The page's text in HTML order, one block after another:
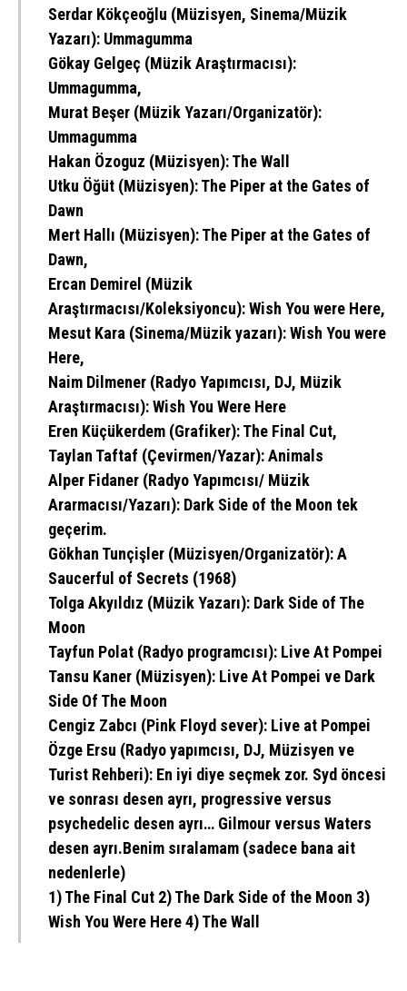
Serdar Kökçeoğlu (Müzisyen, Sinema/Müzik
Yazarı): Ummagumma
Gökay Gelgeç (Müzik Araştırmacısı):
Ummagumma,
Murat Beşer (Müzik Yazarı/Organizatör):
Ummagumma
Hakan Özoguz (Müzisyen): The Wall
Utku Öğüt (Müzisyen): The Piper at the Gates of
Dawn
Mert Hallı (Müzisyen): The Piper at the Gates of
Dawn,
Ercan Demirel (Müzik
Araştırmacısı/Koleksiyoncu): Wish You were Here,
Mesut Kara (Sinema/Müzik yazarı): Wish You were
Here,
Naim Dilmener (Radyo Yapımcısı, DJ, Müzik
Araştırmacısı): Wish You Were Here
Eren Küçükerdem (Grafiker): The Final Cut,
Taylan Taftaf (Çevirmen/Yazar): Animals
Alper Fidaner (Radyo Yapımcısı/ Müzik
Ararmacısı/Yazarı): Dark Side of the Moon tek
geçerim.
Gökhan Tunçişler (Müzisyen/Organizatör): A
Saucerful of Secrets (1968)
Tolga Akyıldız (Müzik Yazarı): Dark Side of The
Moon
Tayfun Polat (Radyo programcısı): Live At Pompei
Tansu Kaner (Müzisyen): Live At Pompei ve Dark
Side Of The Moon
Cengiz Zabcı (Pink Floyd sever): Live at Pompei
Özge Ersu (Radyo yapımcısı, DJ, Müzisyen ve
Turist Rehberi): En iyi diye seçmek zor. Syd öncesi
ve sonrası desen ayrı, progressive versus
psychedelic desen ayrı… Gilmour versus Waters
desen ayrı.Benim sıralamam (sadece bana ait
nedenlerle)
1) The Final Cut 2) The Dark Side of the Moon 3)
Wish You Were Here 4) The Wall